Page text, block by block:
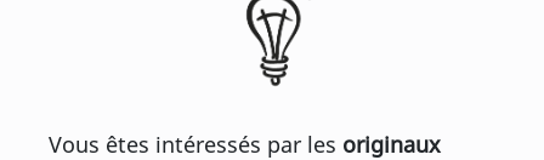
Vous êtes intéressés par les originaux